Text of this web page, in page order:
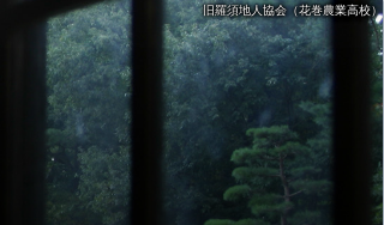
旧羅須地人協会（花巻農業高校）